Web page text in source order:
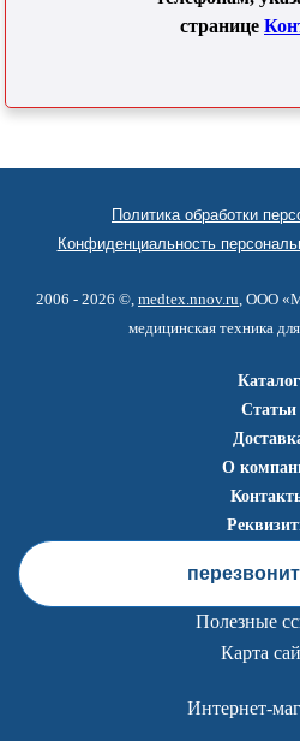
странице
Политика обработки
Конфиденциальность
2006 - 2026 ©, medtex.nnov.ru , ООО
медицинская техника
Каталог
Статьи
О
Полезные
Карта
Интернет-